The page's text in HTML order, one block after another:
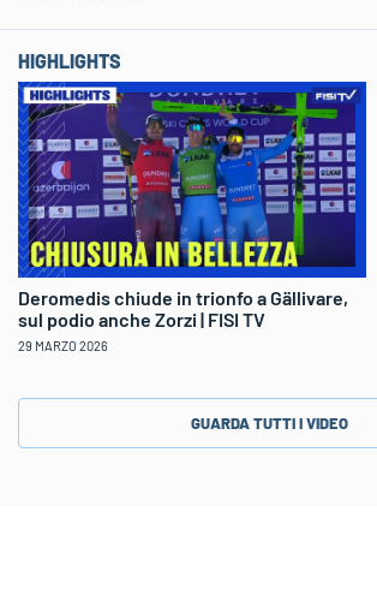
HIGHLIGHTS
Deromedis chiude in trionfo a Gällivare,
sul podio anche Zorzi | FISI TV
29 MARZO 2026
GUARDA TUTTI I VIDEO